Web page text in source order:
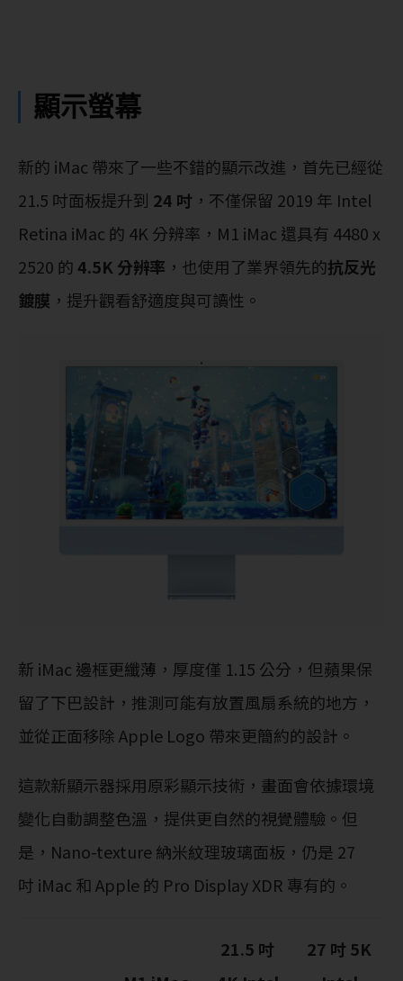
顯示螢幕
新的 iMac 帶來了一些不錯的顯示改進，首先已經從
21.5 吋面板提升到 24 吋 ，不僅保留 2019 年 Intel
Retina iMac 的 4K 分辨率，M1 iMac 還具有 4480 x
2520 的 4.5K 分辨率 ，也使用了業界領先的抗反光
鍍膜 ，提升觀看舒適度與可讀性。
新 iMac 邊框更纖薄，厚度僅 1.15 公分，但蘋果保
留了下巴設計，推測可能有放置風扇系統的地方，
並從正面移除 Apple Logo 帶來更簡約的設計。
這款新顯示器採用原彩顯示技術，畫面會依據環境
變化自動調整色溫，提供更自然的視覺體驗。但
是，Nano-texture 納米紋理玻璃面板，仍是 27
吋 iMac 和 Apple 的 Pro Display XDR 專有的。
21.5 吋
27 吋 5K